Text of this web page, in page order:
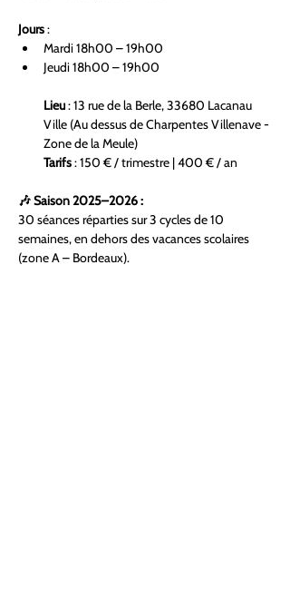
Jours :
Mardi 18h00 – 19h00
Jeudi 18h00 – 19h00
Lieu : 13 rue de la Berle, 33680 Lacanau
Ville (Au dessus de Charpentes Villenave -
Zone de la Meule)
Tarifs : 150 € / trimestre | 400 € / an
🎶 Saison 2025–2026 :
30 séances réparties sur 3 cycles de 10
semaines, en dehors des vacances scolaires
(zone A – Bordeaux).